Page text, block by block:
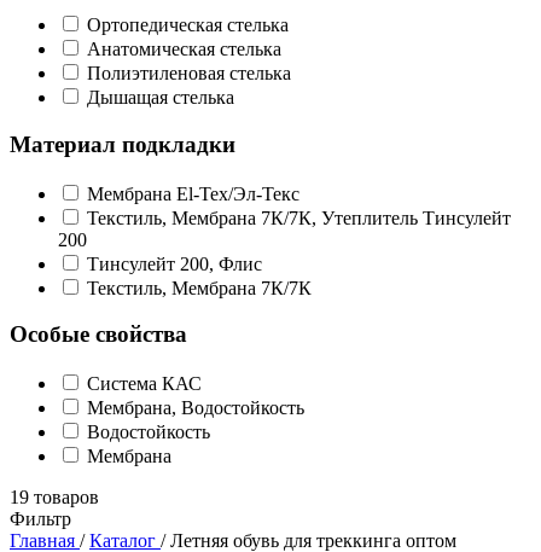
Ортопедическая стелька
Анатомическая стелька
Полиэтиленовая стелька
Дышащая стелька
Материал подкладки
Мембрана El-Tex/Эл-Текс
Текстиль, Мембрана 7К/7К, Утеплитель Тинсулейт
200
Тинсулейт 200, Флис
Текстиль, Мембрана 7К/7К
Особые свойства
Система КАС
Мембрана, Водостойкость
Водостойкость
Мембрана
19 товаров
Фильтр
Главная / Каталог / Летняя обувь для треккинга оптом